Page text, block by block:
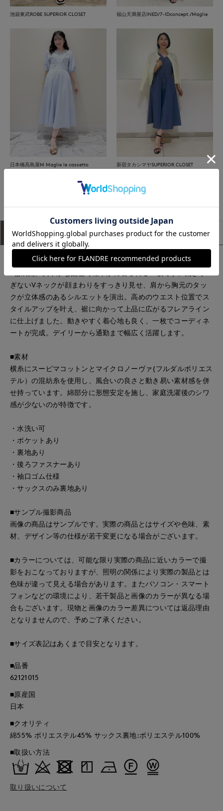
池袋東武ROBE SUPERIOR CLOSET 福山天満屋店INED/7-IDconcept./Maglie
日本橋高島屋M Maglie le cassetto 新宿タカシマヤSUPERIOR CLOSET
もっと見る
アイテム説明 サイズ詳細 購入レビュー
シャンブレーのインディゴと、サックスのギンガムチェックの
ぎないVネックが顔まわりをすっきり見せ、肩から胸元のタッ
クが立体感のあるシルエットを演出。高めのウエスト位置でス
タイルアップを叶え、裾に向かって上品に広がるフレアライン
に仕上げました。動きやすく着心地も良く、一枚でコーディネ
ートが完成。デイリーから通勤まで幅広く活躍します。
■素材
横糸にスーピマコットンとマイクロノーヴァ(フルダルポリエス
テル）の混紡糸を使用し、風合いの良さと動き易い素材感を併
せ持っています。綿部分に形態安定を施し、家庭洗濯後のシワ
感が少ないのが特徴です。
・水洗い可
・ポケットあり
・裏地あり
・後ろファスナーあり
・袖口ゴム仕様
・サックスのみ裏地あり
■サンプル撮影商品
画像の商品はサンプルです。実際の商品とはサイズや色味、素
材、デザイン等の仕様が若干変更になる場合がございます。
■カラーについては、可能な限り実際の商品に近いカラーで撮
影をおこなっておりますが、照明の関係により実際の製品とは
色味が違って見える場合があります。またパソコン・スマート
フォンなどの環境により、若干製品と画像のカラーが異なる場
合もございます。現物と画像のカラー差異については返品理由
となりませんので、予めご了承ください。
■サイズ表記はあくまで目安となります。
■品番
62121015
■原産国
日本
■クオリティ
綿55% ポリエステル45% サックス裏地:ポリエステル100%
■取扱い方法
取り扱いについて